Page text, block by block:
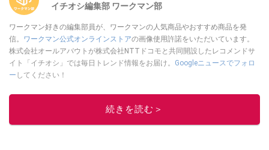
イチオシ編集部 ワークマン部
ワークマン好きの編集部員が、ワークマンの人気商品やおすすめ商品を発
信。 ワークマン公式オンラインストアの画像使用許諾をいただいています。
株式会社オールアバウトが株式会社NTTドコモと共同開設したレコメンドサ
イト「イチオシ」では毎日トレンド情報をお届け。 Googleニュースでフォロ
ー してください！
このイチオシストの他の記事を読む
続きを読む＞